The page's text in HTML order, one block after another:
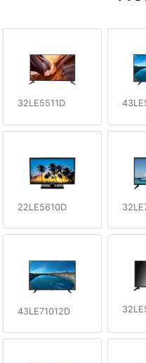
32LE5511D
22LE5610D
43LE71012D